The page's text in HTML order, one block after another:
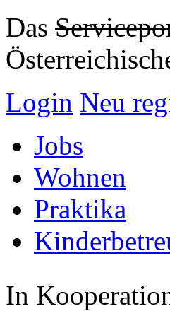
Das
Login Neu
Jobs
Wohnen
Praktika
In